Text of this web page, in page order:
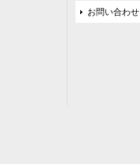
お問い合わせ